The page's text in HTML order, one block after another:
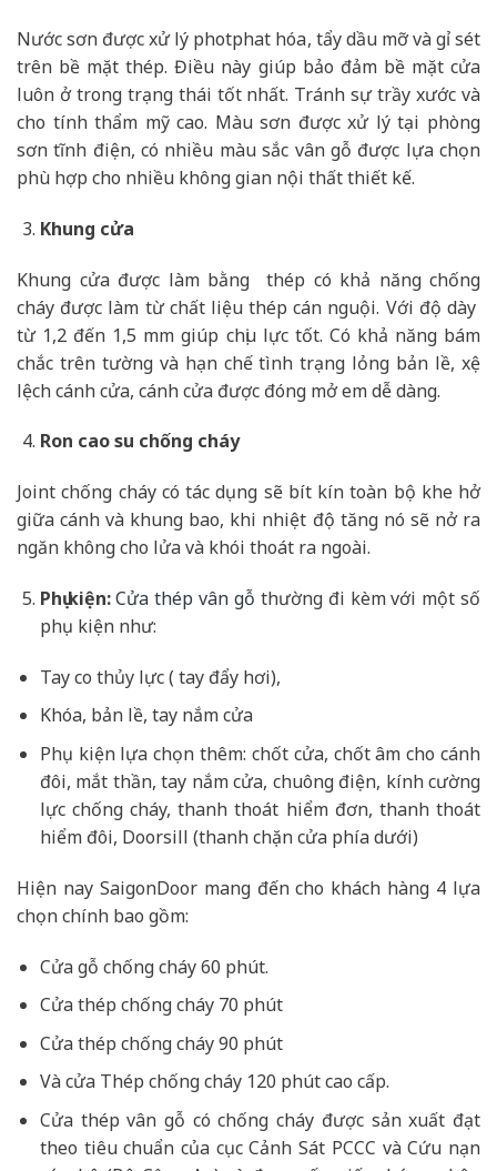
Nước sơn được xử lý photphat hóa, tẩy dầu mỡ và gỉ sét
trên bề mặt thép. Điều này giúp bảo đảm bề mặt cửa
luôn ở trong trạng thái tốt nhất. Tránh sự trầy xước và
cho tính thẩm mỹ cao. Màu sơn được xử lý tại phòng
sơn tĩnh điện, có nhiều màu sắc vân gỗ được lựa chọn
phù hợp cho nhiều không gian nội thất thiết kế.
Khung cửa
Khung cửa được làm bằng thép có khả năng chống
cháy được làm từ chất liệu thép cán nguội. Với độ dày
từ 1,2 đến 1,5 mm giúp chịu lực tốt. Có khả năng bám
chắc trên tường và hạn chế tình trạng lỏng bản lề, xệ
lệch cánh cửa, cánh cửa được đóng mở em dễ dàng.
Ron cao su chống cháy
Joint chống cháy có tác dụng sẽ bít kín toàn bộ khe hở
giữa cánh và khung bao, khi nhiệt độ tăng nó sẽ nở ra
ngăn không cho lửa và khói thoát ra ngoài.
Phụ kiện:Cửa thép vân gỗ thường đi kèm với một số
phụ kiện như:
Tay co thủy lực ( tay đẩy hơi),
Khóa, bản lề, tay nắm cửa
Phụ kiện lựa chọn thêm: chốt cửa, chốt âm cho cánh
đôi, mắt thần, tay nắm cửa, chuông điện, kính cường
lực chống cháy, thanh thoát hiểm đơn, thanh thoát
hiểm đôi, Doorsill (thanh chặn cửa phía dưới)
Hiện nay SaigonDoor mang đến cho khách hàng 4 lựa
chọn chính bao gồm:
Cửa gỗ chống cháy 60 phút.
Cửa thép chống cháy 70 phút
Cửa thép chống cháy 90 phút
Và cửa Thép chống cháy 120 phút cao cấp.
Cửa thép vân gỗ có chống cháy được sản xuất đạt
theo tiêu chuẩn của cục Cảnh Sát PCCC và Cứu nạn